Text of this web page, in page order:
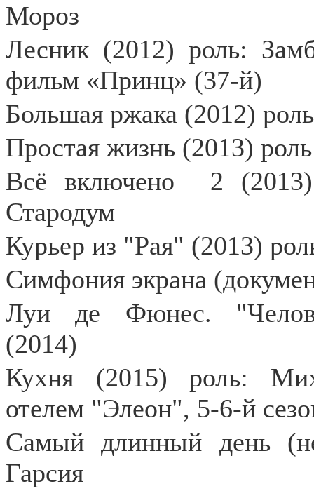
Мороз
Лесник (2012) роль:
фильм «Принц» (37-й)
Большая ржака (2012)
Простая жизнь (2013)
Всё включено
2
Стародум
Курьер из "Рая" (2013)
Симфония экрана
Луи де Фюнес.
(2014)
Кухня (2015) роль:
отелем "Элеон", 5-6-й
Самый длинный день
Гарсия